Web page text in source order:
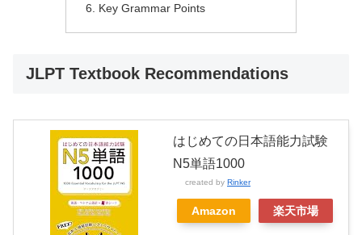
Key Grammar Points
JLPT Textbook Recommendations
はじめての日本語能力試験
N5単語1000
created by Rinker
Amazon 楽天市場